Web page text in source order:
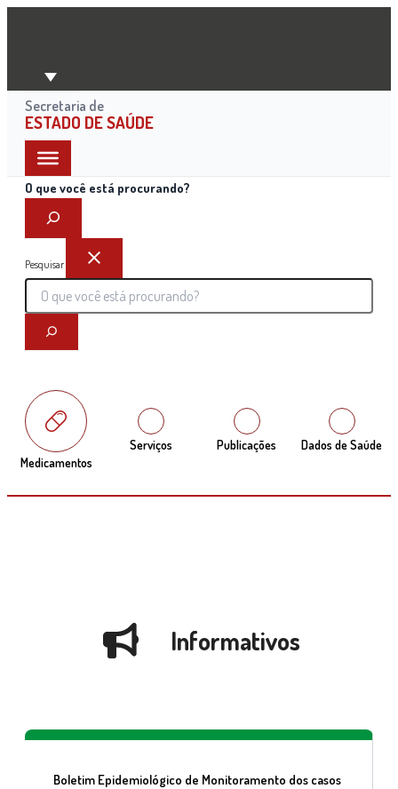
Ir
conteúdo
Secretaria de
ESTADO DE SAÚDE
O que você está procurando?
Pesquisar
Medicamentos
Serviços Publicações Dados de Saúde
Informativos
Boletim Epidemiológico de Monitoramento dos casos